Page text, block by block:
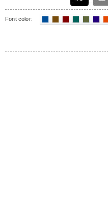
Font color: